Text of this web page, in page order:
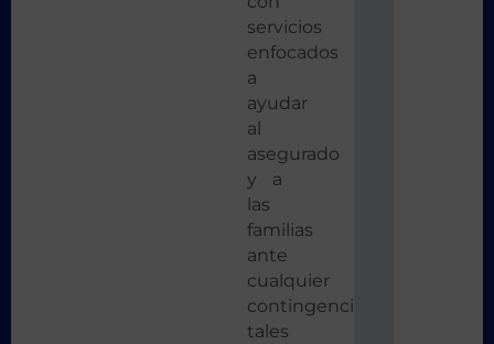
servicios
enfocados
a
ayudar
al
asegurado
y a
las
familias
ante
cualquier
contingencia,
tales